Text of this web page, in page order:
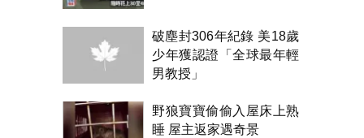
破塵封306年紀錄 美18歲
少年獲認證「全球最年輕
男教授」
野狼寶寶偷偷入屋床上熟
睡 屋主返家遇奇景